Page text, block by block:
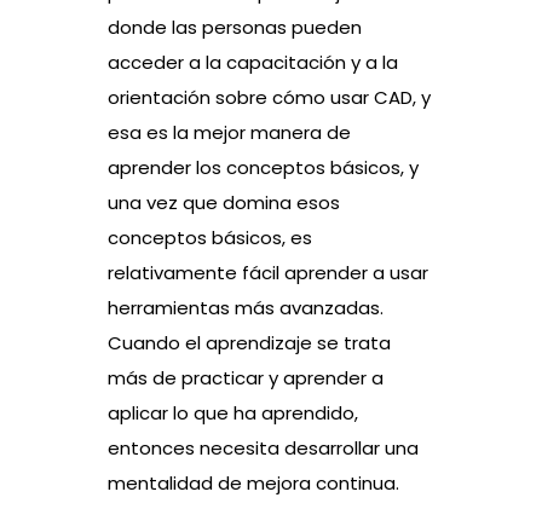
donde las personas pueden
acceder a la capacitación y a la
orientación sobre cómo usar CAD, y
esa es la mejor manera de
aprender los conceptos básicos, y
una vez que domina esos
conceptos básicos, es
relativamente fácil aprender a usar
herramientas más avanzadas.
Cuando el aprendizaje se trata
más de practicar y aprender a
aplicar lo que ha aprendido,
entonces necesita desarrollar una
mentalidad de mejora continua.